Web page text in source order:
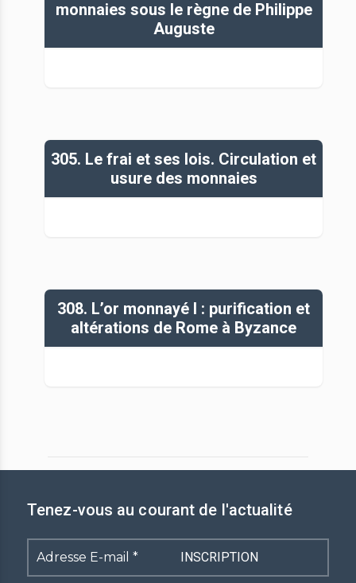
monnaies sous le règne de Philippe
Auguste
305. Le frai et ses lois. Circulation et
usure des monnaies
308. L’or monnayé I : purification et
altérations de Rome à Byzance
Tenez-vous au courant de l'actualité
Adresse
E-